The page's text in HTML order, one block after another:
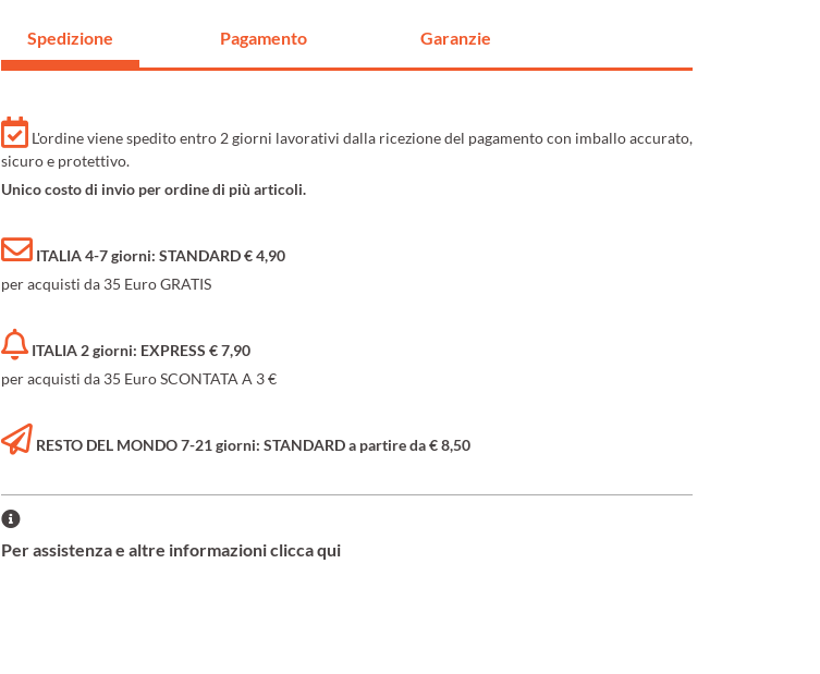
Spedizione Pagamento Garanzie
L'ordine viene spedito entro 2 giorni lavorativi dalla ricezione del pagamento con imballo accurato,
sicuro e protettivo.
Unico costo di invio per ordine di più articoli.
ITALIA 4-7 giorni: STANDARD € 4,90
per acquisti da 35 Euro GRATIS
ITALIA 2 giorni: EXPRESS € 7,90
per acquisti da 35 Euro SCONTATA A 3 €
RESTO DEL MONDO 7-21 giorni: STANDARD a partire da € 8,50
Per assistenza e altre informazioni clicca qui